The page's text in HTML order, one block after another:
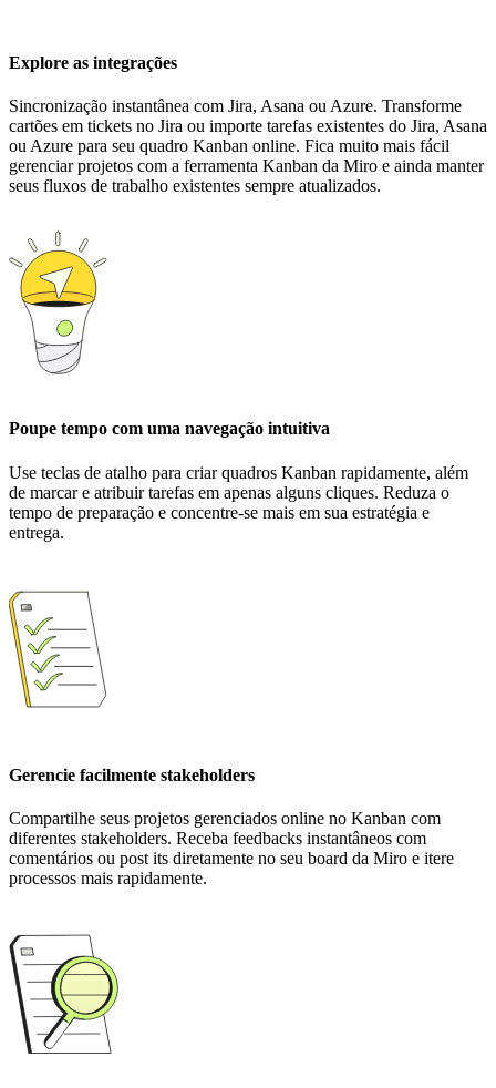
Explore as integrações
Sincronização instantânea com Jira, Asana ou Azure. Transforme
cartões em tickets no Jira ou importe tarefas existentes do Jira, Asana
ou Azure para seu quadro Kanban online. Fica muito mais fácil
gerenciar projetos com a ferramenta Kanban da Miro e ainda manter
seus fluxos de trabalho existentes sempre atualizados.
Poupe tempo com uma navegação intuitiva
Use teclas de atalho para criar quadros Kanban rapidamente, além
de marcar e atribuir tarefas em apenas alguns cliques. Reduza o
tempo de preparação e concentre-se mais em sua estratégia e
entrega.
Gerencie facilmente stakeholders
Compartilhe seus projetos gerenciados online no Kanban com
diferentes stakeholders. Receba feedbacks instantâneos com
comentários ou post its diretamente no seu board da Miro e itere
processos mais rapidamente.